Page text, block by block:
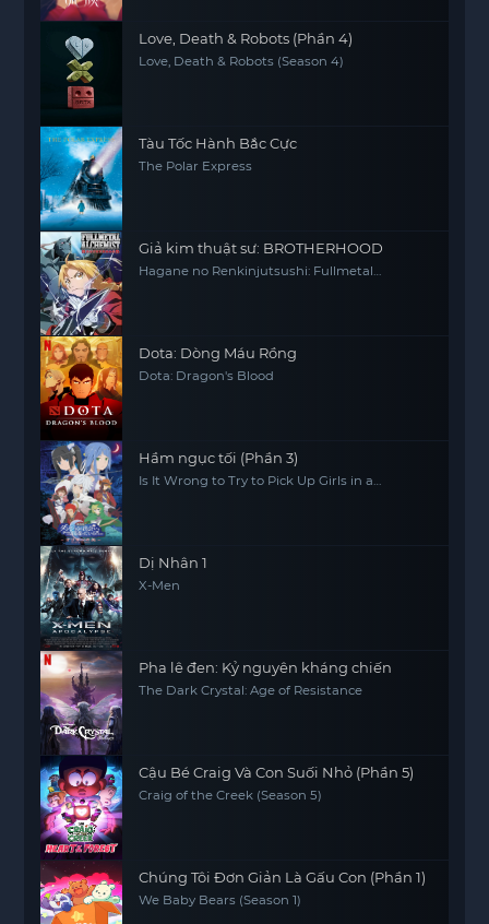
Love, Death & Robots (Phần 4)
Love, Death & Robots (Season 4)
Tàu Tốc Hành Bắc Cực
The Polar Express
Giả kim thuật sư: BROTHERHOOD
Hagane no Renkinjutsushi: Fullmetal
Dota: Dòng Máu Rồng
Dota: Dragon's Blood
Hầm ngục tối (Phần 3)
Is It Wrong to Try to Pick Up Girls in a
Dị Nhân 1
X-Men
Pha lê đen: Kỷ nguyên kháng chiến
The Dark Crystal: Age of Resistance
Cậu Bé Craig Và Con Suối Nhỏ (Phần 5)
Craig of the Creek (Season 5)
Chúng Tôi Đơn Giản Là Gấu Con (Phần 1)
We Baby Bears (Season 1)